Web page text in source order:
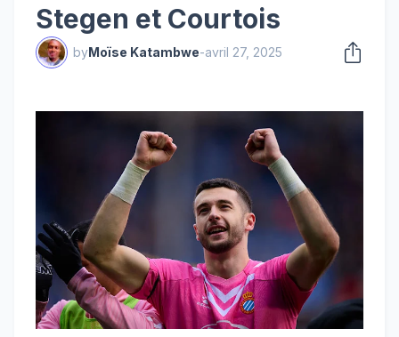
Stegen et Courtois
byMoïse Katambwe-avril 27, 2025